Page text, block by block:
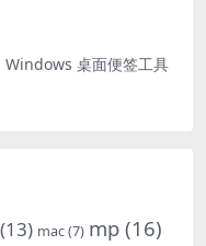
Windows 桌面便签工具
(13) mac(7) mp (16)